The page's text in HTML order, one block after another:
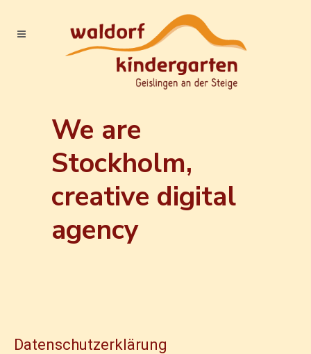
We are
Stockholm,
creative digital
agency
Datenschutzerklärung